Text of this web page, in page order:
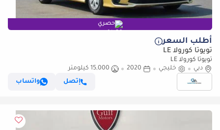
حصري
أطلب السعر
تويوتا كورولا LE
تويوتا كورولا LE
دبي
خليجي 2020
15,000 كيلومتر
إتصل
واتساب